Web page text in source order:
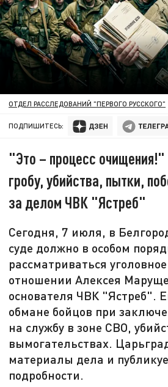
ОТДЕЛ РАССЛЕДОВАНИЙ "ПЕРВОГО РУССКОГО"
ПОДПИШИТЕСЬ:
"Это – процесс очищения!"
гробу, убийства, пытки,
за делом ЧВК "Ястреб"
Сегодня, 7 июля, в
суде должно в особом
рассматриваться
отношении Алексея
основателя ЧВК "Ястреб".
обмане бойцов при
на службу в зоне СВО,
вымогательствах.
материалы дела и
подробности.